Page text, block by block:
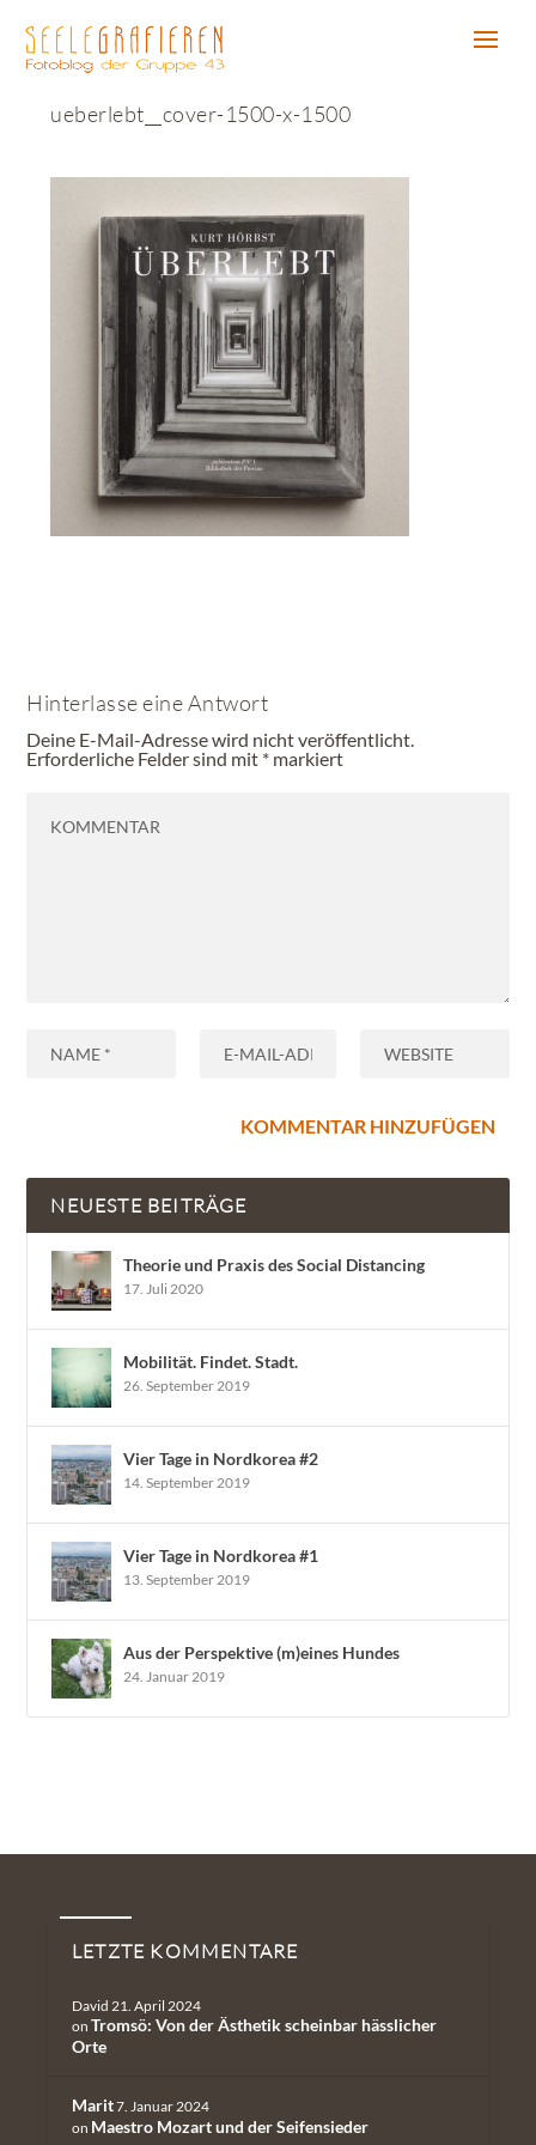
ueberlebt__cover-1500-x-1500
Hinterlasse eine Antwort
Deine E-Mail-Adresse wird nicht veröffentlicht.
Erforderliche Felder sind mit * markiert
NEUESTE BEITRÄGE
Theorie und Praxis des Social Distancing
17. Juli 2020
Mobilität. Findet. Stadt.
26. September 2019
Vier Tage in Nordkorea #2
14. September 2019
Vier Tage in Nordkorea #1
13. September 2019
Aus der Perspektive (m)eines Hundes
24. Januar 2019
Neueste Kommentare
LETZTE KOMMENTARE
David 21. April 2024
on Tromsö: Von der Ästhetik scheinbar hässlicher
Orte
Marit7. Januar 2024
on Maestro Mozart und der Seifensieder